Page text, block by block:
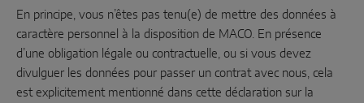
En principe, vous n’êtes pas tenu(e) de mettre des données à
caractère personnel à la disposition de MACO. En présence
d’une obligation légale ou contractuelle, ou si vous devez
divulguer les données pour passer un contrat avec nous, cela
est explicitement mentionné dans cette déclaration sur la